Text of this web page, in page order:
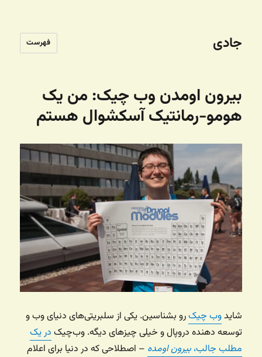
جادی فهرست
بیرون اومدن وب چیک: من یک
هومو-رمانتیک آسکشوال هستم
شایدوب چیکرو بشناسین. یکی از سلبریتی‌های دنیای وب و
توسعه دهنده دروپال و خیلی چیزهای دیگه. وب‌چیک در یک
مطلب جالب،بیرون اومده – اصطلاحی که در دنیا برای اعلام